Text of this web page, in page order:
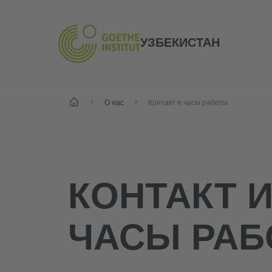
УЗБЕКИСТАН
Старт О нас Контакт и часы работы
КОНТАКТ
ЧАСЫ